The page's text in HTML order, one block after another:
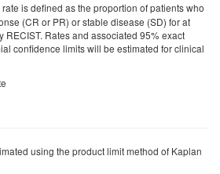
is defined as the proportion of patients who
(CR or PR) or stable disease (SD) for at
RECIST. Rates and associated 95% exact
confidence limits will be estimated for clinical
using the product limit method of Kaplan